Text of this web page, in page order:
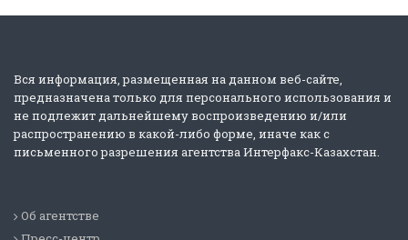
Вся информация, размещенная на данном веб-сайте,
предназначена только для персонального использования и
не подлежит дальнейшему воспроизведению и/или
распространению в какой-либо форме, иначе как с
письменного разрешения агентства Интерфакс-Казахстан.
Об агентстве